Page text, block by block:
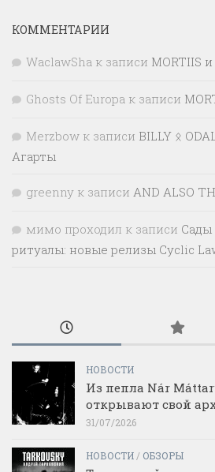
КОММЕНТАРИИ
WaclawSha к записи MORTIIS
Ghosts Of Europa к записи
Merzbow к записи BILLY ᛟ
Агарты
greenny к записи AND ALSO
мимо проходил к записи Сады
ритуалы: новые релизы Cyclic
НОВОСТИ
Из пепла Nár
открывают свой
31/07/2026
НОВОСТИ / ОБЗОРЫ